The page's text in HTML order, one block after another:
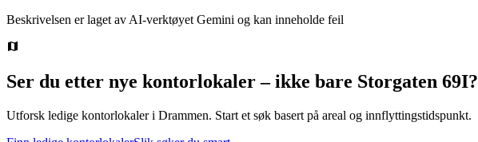
Beskrivelsen er laget av AI-verktøyet Gemini og kan inneholde feil
Ser du etter nye kontorlokaler – ikke bare Storgaten 69I?
Utforsk ledige kontorlokaler i Drammen. Start et søk basert på areal og innflyttingstidspunkt.